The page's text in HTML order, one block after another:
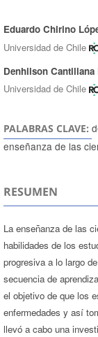
Autores/as
Eduardo Chirino
Universidad de Chile
Denhilson Cantillana
Universidad de Chile
PALABRAS CLAVE:
enseñanza de las
RESUMEN
La enseñanza de las
habilidades de los
progresiva a lo largo
secuencia de
el objetivo de que los
enfermedades y así
llevó a cabo una